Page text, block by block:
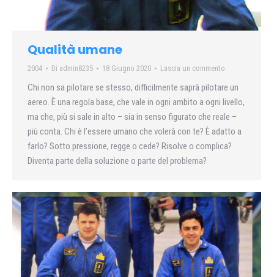
Qualità umane
2004 Di admin8235 18 Giugno 2020 Lascia un commento
Chi non sa pilotare se stesso, difficilmente saprà pilotare un
aereo. È una regola base, che vale in ogni ambito a ogni livello,
ma che, più si sale in alto – sia in senso figurato che reale –
più conta. Chi è l’essere umano che volerà con te? È adatto a
farlo? Sotto pressione, regge o cede? Risolve o complica?
Diventa parte della soluzione o parte del problema?